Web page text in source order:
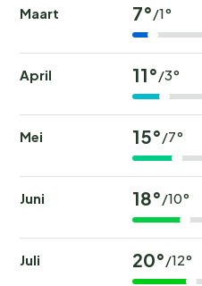
Maart 7°/1°
April 11°/3°
Mei 15°/7°
Juni 18°/10°
Juli 20°/12°